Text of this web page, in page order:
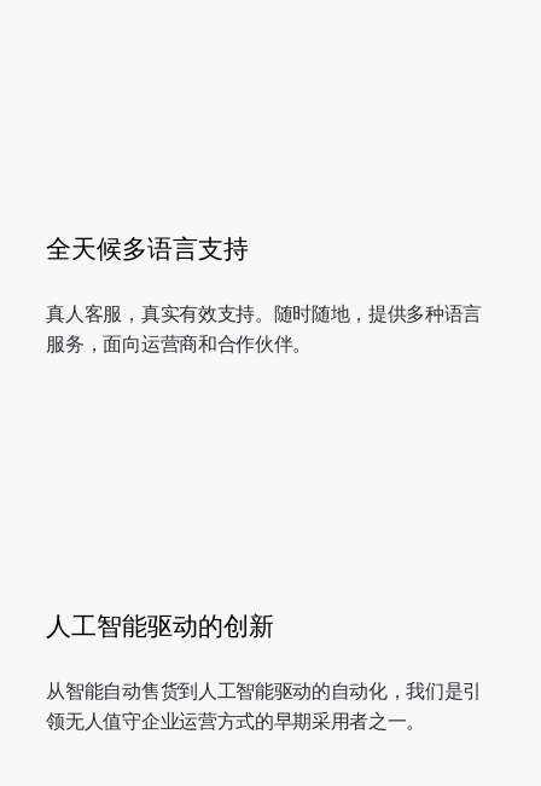
全天候多语言支持
真人客服，真实有效支持。随时随地，提供多种语言
服务，面向运营商和合作伙伴。
人工智能驱动的创新
从智能自动售货到人工智能驱动的自动化，我们是引
领无人值守企业运营方式的早期采用者之一。